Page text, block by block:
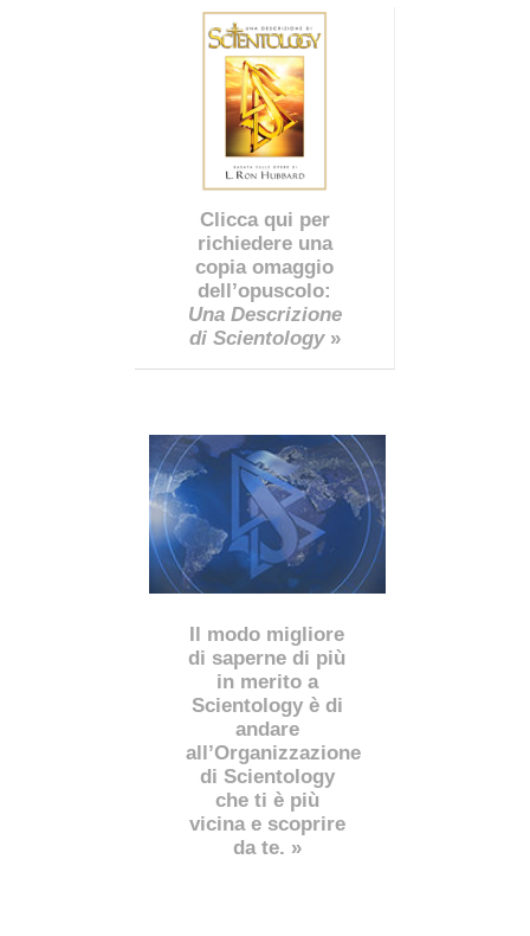
Clicca qui per
richiedere una
copia omaggio
dell’opuscolo:
Una Descrizione
di Scientology»
Il modo migliore
di saperne di più
in merito a
Scientology è di
andare
all’Organizzazione
di Scientology
che ti è più
vicina e scoprire
da te. »